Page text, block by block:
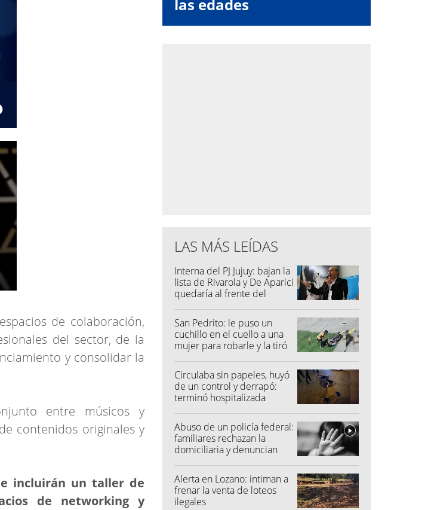
de colaboración,
del sector, de la
y consolidar la
entre músicos y
contenidos originales y
incluirán un taller de
de networking y
las edades
LAS MÁS LEÍDAS
Interna del PJ Jujuy: bajan la
lista de Rivarola y De Aparici
quedaría al frente del
San Pedrito: le puso un
cuchillo en el cuello a una
mujer para robarle y la tiró
Circulaba sin papeles, huyó
de un control y derrapó:
terminó hospitalizada
Abuso de un policía federal:
familiares rechazan la
domiciliaria y denuncian
Alerta en Lozano: intiman a
frenar la venta de loteos
ilegales